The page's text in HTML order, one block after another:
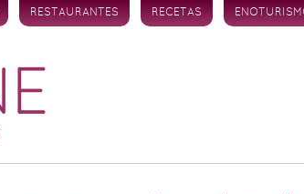
RESTAURANTES RECETAS